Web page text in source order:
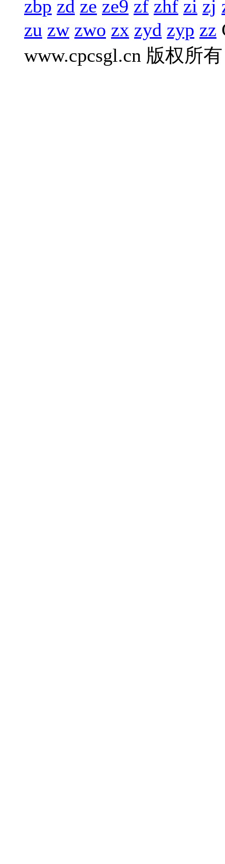
zbp zd ze ze9 zf zhf zi zj
zu zw zwo zx zyd zyp zz
www.cpcsgl.cn 版权所